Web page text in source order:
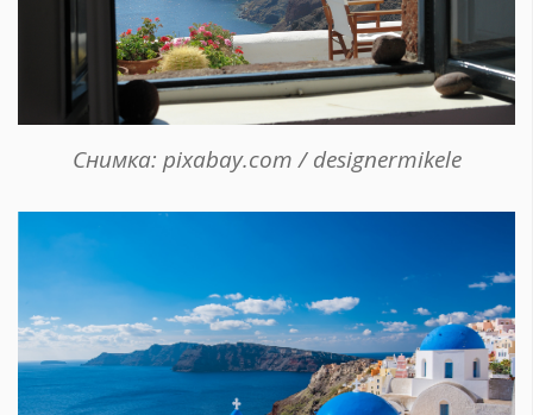
Снимка: pixabay.com / designermikele